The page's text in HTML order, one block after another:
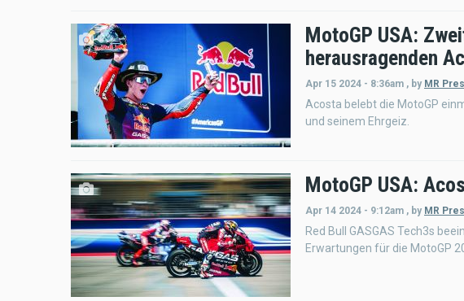
MotoGP USA:
herausragenden
Apr 15 2024 - 8:36am , by MR
Acosta belebt die MotoGP
und seinem Ehrgeiz.
MotoGP USA:
Apr 14 2024 - 9:12am , by MR
Red Bull GASGAS Tech3s
Erwartungen für die MotoGP